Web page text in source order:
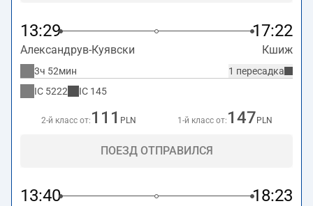
13:29 17:22
Александрув-Куявски Кшиж
1 пересадка
3ч 52мин
IC 5222 IC 145
2-й класс от: 111 PLN 1-й класс от: 147 PLN
ПОЕЗД ОТПРАВИЛСЯ
13:40 18:23